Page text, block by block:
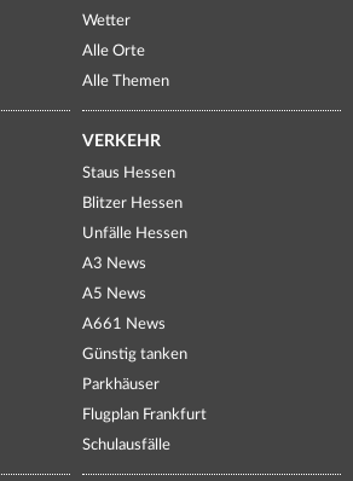
Wetter
Alle Orte
Alle Themen
VERKEHR
Staus Hessen
Blitzer Hessen
Unfälle Hessen
A3 News
A5 News
A661 News
Günstig tanken
Parkhäuser
Flugplan Frankfurt
Schulausfälle